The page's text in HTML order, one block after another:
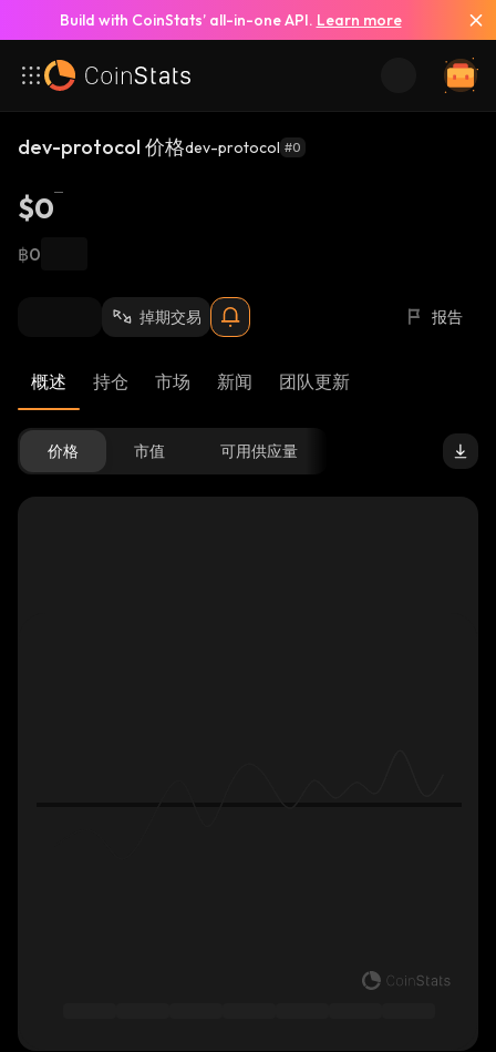
Build with CoinStats’ all-in-one API. Learn more
dev-protocol 价格dev-protocol #0
$0
฿0
掉期交易 报告
概述 持仓 市场 新闻 团队更新
价格 市值 可用供应量